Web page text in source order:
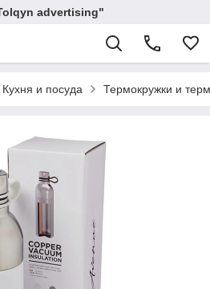
advertising"
Кухня и посуда Термокружки и